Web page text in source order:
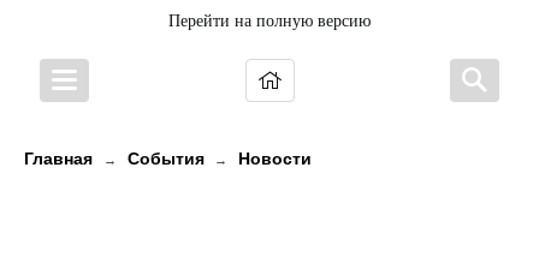
Перейти на полную версию
Главная → События → Новости